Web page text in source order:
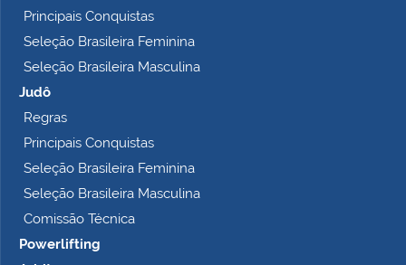
Principais Conquistas
Seleção Brasileira Feminina
Seleção Brasileira Masculina
Judô
Regras
Principais Conquistas
Seleção Brasileira Feminina
Seleção Brasileira Masculina
Comissão Técnica
Powerlifting